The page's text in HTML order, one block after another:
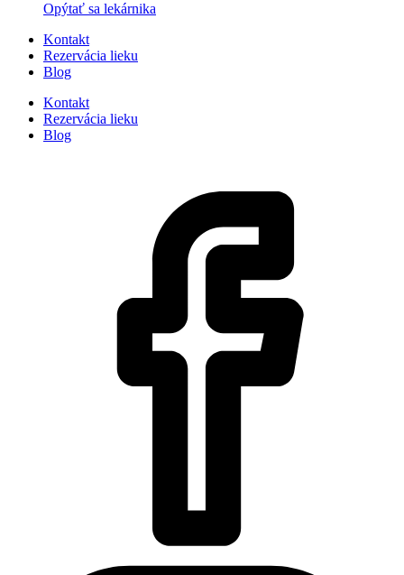
Opýtať sa lekárnika
Kontakt
Rezervácia lieku
Blog
Kontakt
Rezervácia lieku
Blog